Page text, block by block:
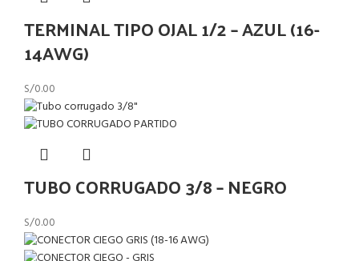
TERMINAL TIPO OJAL 1/2 – AZUL (16-
14AWG)
S/0.00
TUBO CORRUGADO 3/8 – NEGRO
S/0.00